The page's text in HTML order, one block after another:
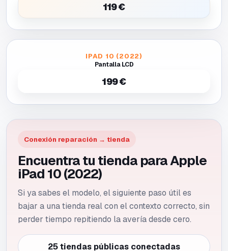
119 €
IPAD 10 (2022)
Pantalla LCD
199 €
Conexión reparación → tienda
Encuentra tu tienda para Apple
iPad 10 (2022)
Si ya sabes el modelo, el siguiente paso útil es
bajar a una tienda real con el contexto correcto, sin
perder tiempo repitiendo la avería desde cero.
25 tiendas públicas conectadas